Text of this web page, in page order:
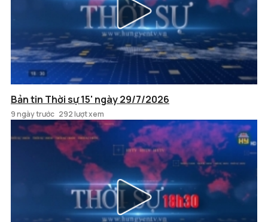
Bản tin Thời sự 15' ngày 29/7/2026
9 ngày trước 292 lượt xem